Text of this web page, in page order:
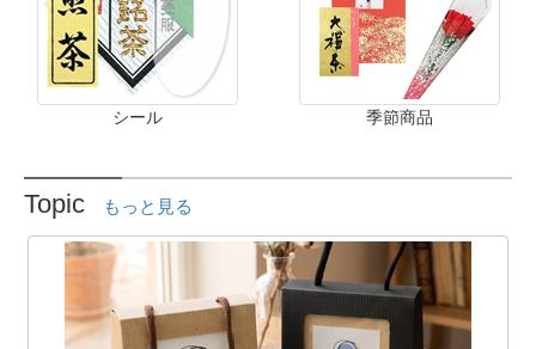
シール 季節商品
Topic もっと見る